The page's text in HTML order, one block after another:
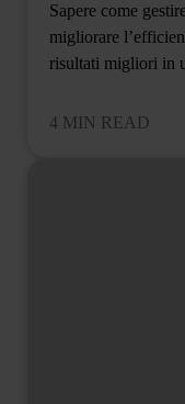
Sapere come
migliorare
risultati migliori in
4 MIN READ